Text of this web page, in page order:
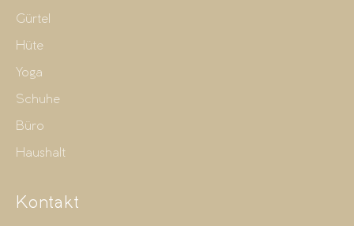
Gürtel
Hüte
Yoga
Schuhe
Büro
Haushalt
Kontakt